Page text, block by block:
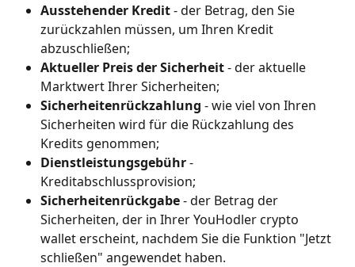
Ausstehender Kredit - der Betrag, den Sie
zurückzahlen müssen, um Ihren Kredit
abzuschließen;
Aktueller Preis der Sicherheit - der aktuelle
Marktwert Ihrer Sicherheiten;
Sicherheitenrückzahlung - wie viel von Ihren
Sicherheiten wird für die Rückzahlung des
Kredits genommen;
Dienstleistungsgebühr -
Kreditabschlussprovision;
Sicherheitenrückgabe - der Betrag der
Sicherheiten, der in Ihrer YouHodler crypto
wallet erscheint, nachdem Sie die Funktion "Jetzt
schließen" angewendet haben.